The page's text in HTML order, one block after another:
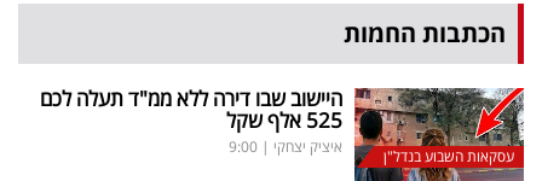
הכתבות החמות
עסקאות השבוע בנדל"ן
היישוב שבו דירה ללא ממ"ד תעלה לכם
525 אלף שקל
איציק יצחקי |
9:00